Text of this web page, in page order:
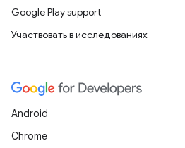
Google Play support
Участвовать в исследованиях
Android
Chrome